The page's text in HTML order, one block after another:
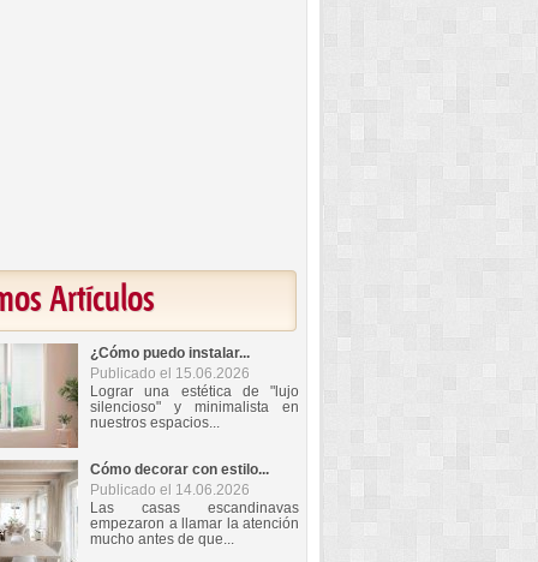
Artículos
¿Cómo puedo instalar...
Publicado el 15.06.2026
Lograr una estética de "lujo
silencioso" y minimalista en
nuestros espacios...
Cómo decorar con estilo...
Publicado el 14.06.2026
Las casas escandinavas
empezaron a llamar la atención
mucho antes de que...